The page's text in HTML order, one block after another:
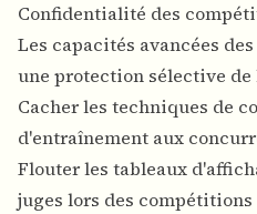
Confidentialité des
Les capacités avancées des
une protection sélective de
Cacher les techniques de
d'entraînement aux
Flouter les tableaux
juges lors des